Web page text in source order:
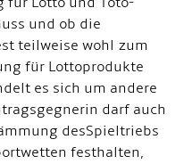
und ob die
teilweise wohl zum
für Lottoprodukte
es sich um andere
darf auch
desSpieltriebs
festhalten,